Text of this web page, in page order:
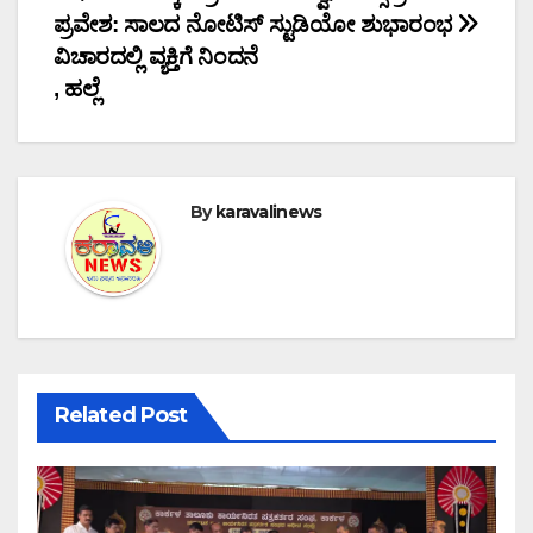
navigation
ಸ್ಟುಡಿಯೋ ಶುಭಾರಂಭ
ಪ್ರವೇಶ: ಸಾಲದ ನೋಟಿಸ್
ವಿಚಾರದಲ್ಲಿ ವ್ಯಕ್ತಿಗೆ ನಿಂದನೆ
, ಹಲ್ಲೆ
Bykaravalinews
Related Post